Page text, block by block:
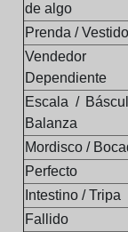
de algo
Prenda / Vestido
Dependiente
Escala /
Balanza
Mordisco /
Perfecto
Intestino / Tripa
Fallido